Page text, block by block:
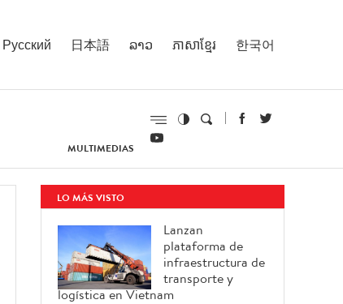
Русский 日本語 ລາວ ភាសាខ្មែរ 한국어
MULTIMEDIAS
LO MÁS VISTO
Lanzan
plataforma de
infraestructura de
transporte y
logística en Vietnam